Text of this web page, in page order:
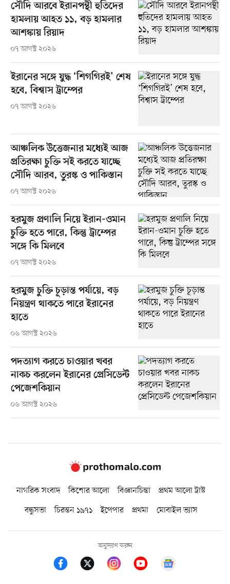
সৌদি আরবে ইরানপন্থী হুতিদের
হামলায় আহত ১১, বড় হামলার
আশঙ্কায় রিয়াদ
০৭ আগস্ট ২০২৬
ইরানের সঙ্গে যুদ্ধ ‘শিগগিরই’ শেষ
হবে, বিশ্বাস ট্রাম্পের
০৭ আগস্ট ২০২৬
আঞ্চলিক উত্তেজনার মধ্যেই আজ
প্রতিরক্ষা চুক্তি সই করতে যাচ্ছে
সৌদি আরব, তুরস্ক ও পাকিস্তান
০৭ আগস্ট ২০২৬
হরমুজ প্রণালি নিয়ে ইরান-ওমান
চুক্তি হতে পারে, কিন্তু ট্রাম্পের
সঙ্গে কি মিলবে
০৭ আগস্ট ২০২৬
হরমুজ চুক্তি চূড়ান্ত পর্যায়ে, বড়
নিয়ন্ত্রণ থাকতে পারে ইরানের
হাতে
০৬ আগস্ট ২০২৬
পদত্যাগ করতে চাওয়ার খবর
নাকচ করলেন ইরানের প্রেসিডেন্ট
পেজেশকিয়ান
০৬ আগস্ট ২০২৬
নাগরিক সংবাদ কিশোর আলো বিজ্ঞানচিন্তা
প্রথম আলো ট্রাস্ট
বন্ধুসভা
চিরন্তন ১৯৭১ ইপেপার প্রথমা মোবাইল ভ্যাস
অনুসরণ করুন